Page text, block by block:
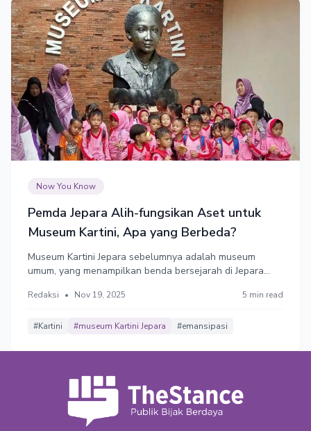
Now You Know
Pemda Jepara Alih-fungsikan Aset untuk
Museum Kartini, Apa yang Berbeda?
Museum Kartini Jepara sebelumnya adalah museum
umum, yang menampilkan benda bersejarah di Jepara
peninggalan R.A. Kartini menjadi bagian kecil darinya.
membangun citra Kartini lebih progresif.
Redaksi • Nov 19, 2025 5 min read
#Kartini #museum Kartini Jepara #emansipasi